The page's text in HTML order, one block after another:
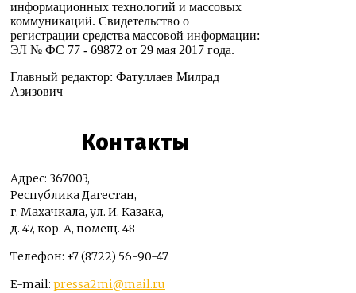
информационных технологий и массовых
коммуникаций. Свидетельство о
регистрации средства массовой информации:
ЭЛ № ФС 77 - 69872 от 29 мая 2017 года.
Главный редактор: Фатуллаев Милрад
Азизович
Контакты
Адрес: 367003,
Республика Дагестан,
г. Махачкала, ул. И. Казака,
д. 47, кор. А, помещ. 48
Телефон: +7 (8722) 56-90-47
E-mail: pressa2mi@mail.ru